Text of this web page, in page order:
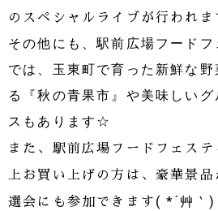
のスペシャルライブが行われま
その他にも、駅前広場フード
では、玉東町で育った新鮮な野
る『秋の青果市』や美味しい
スもあります☆
また、駅前広場フードフェステ
上お買い上げの方は、豪華景
選会にも参加できます( *´艸｀)